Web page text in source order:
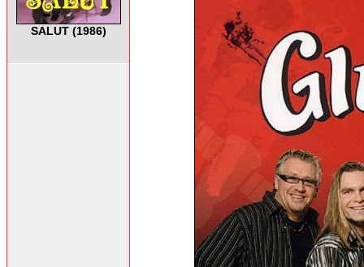
SALUT (1986)